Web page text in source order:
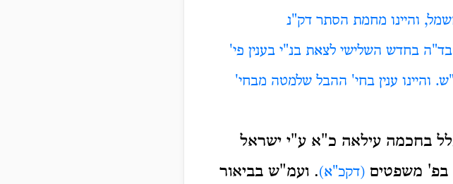
והיינו מחמת הסתר דק"נ
בחדש השלישי לצאת בנ"י בענין פי'
והיינו ענין בחי' ההבל שלמטה מבחי'
בחכמה עילאה כ"א ע"י ישראל
בפ' משפטים (דקכ"א). ועמ"ש בביאור